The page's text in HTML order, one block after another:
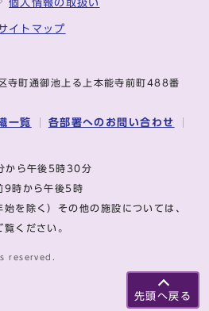
先頭へ戻る
個人情報の取扱い
イトマップ
町通御池上る上本能寺前町488番
一覧 各部署へのお問い合わせ
から午後5時30分
9時から午後5時
始を除く）その他の施設については、
ください。
reserved.